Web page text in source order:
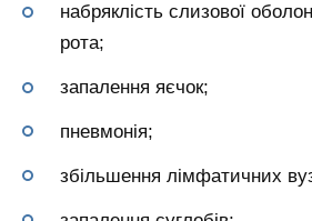
набряклість слизової
рота;
запалення яєчок;
пневмонія;
збільшення лімфатичних